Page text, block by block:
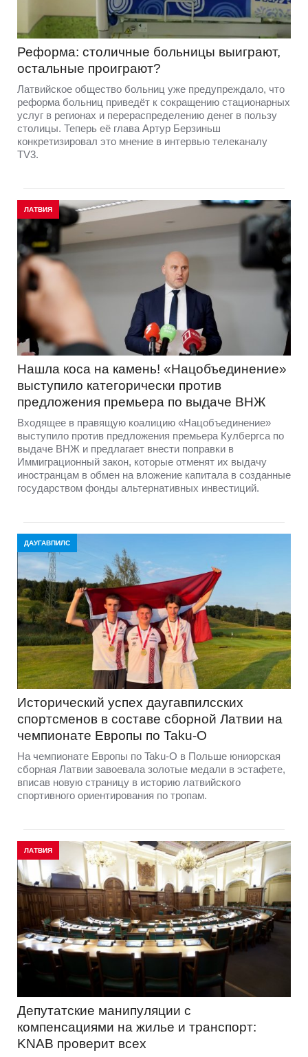
Реформа: столичные больницы выиграют,
остальные проиграют?
Латвийское общество больниц уже предупреждало, что
реформа больниц приведёт к сокращению стационарных
услуг в регионах и перераспределению денег в пользу
столицы. Теперь её глава Артур Берзиньш
конкретизировал это мнение в интервью телеканалу
TV3.
ЛАТВИЯ
Нашла коса на камень! «Нацобъединение»
выступило категорически против
предложения премьера по выдаче ВНЖ
Входящее в правящую коалицию «Нацобъединение»
выступило против предложения премьера Кулбергса по
выдаче ВНЖ и предлагает внести поправки в
Иммиграционный закон, которые отменят их выдачу
иностранцам в обмен на вложение капитала в созданные
государством фонды альтернативных инвестиций.
ДАУГАВПИЛС
Исторический успех даугавпилсских
спортсменов в составе сборной Латвии на
чемпионате Европы по Taku-O
На чемпионате Европы по Taku-O в Польше юниорская
сборная Латвии завоевала золотые медали в эстафете,
вписав новую страницу в историю латвийского
спортивного ориентирования по тропам.
ЛАТВИЯ
Депутатские манипуляции с
компенсациями на жилье и транспорт:
KNAB проверит всех